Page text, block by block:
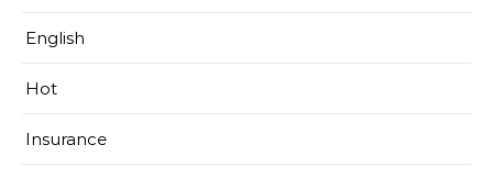
English
Hot
Insurance